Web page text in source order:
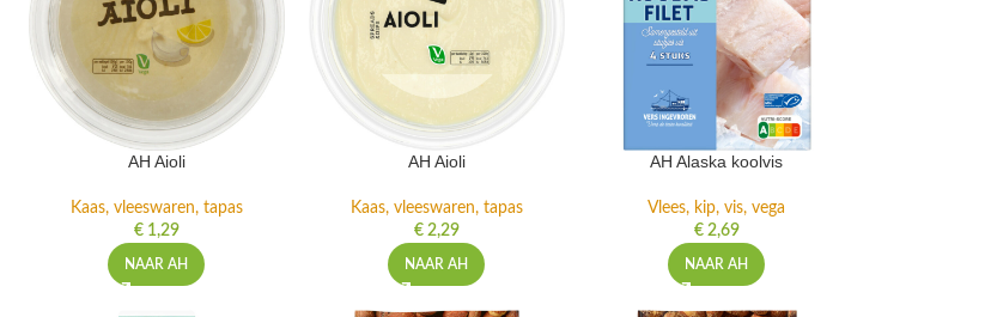
AH Aioli
Kaas, vleeswaren, tapas
€1,29
NAAR AH
AH Aioli
Kaas, vleeswaren, tapas
€2,29
NAAR AH
AH Alaska koolvis
Vlees, kip, vis, vega
€2,69
NAAR AH